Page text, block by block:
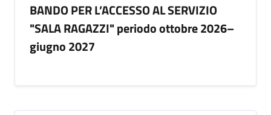
BANDO PER L’ACCESSO AL SERVIZIO
"SALA RAGAZZI" periodo ottobre 2026–
giugno 2027